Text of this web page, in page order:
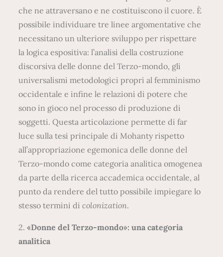
che ne attraversano e ne costituiscono il cuore. È
possibile individuare tre linee argomentative che
necessitano un ulteriore sviluppo per rispettare
la logica espositiva: l’analisi della costruzione
discorsiva delle donne del Terzo-mondo, gli
universalismi metodologici propri al femminismo
occidentale e infine le relazioni di potere che
sono in gioco nel processo di produzione di
soggetti. Questa articolazione permette di far
luce sulla tesi principale di Mohanty rispetto
all’appropriazione egemonica delle donne del
Terzo-mondo come categoria analitica omogenea
da parte della ricerca accademica occidentale, al
punto da rendere del tutto possibile impiegare lo
stesso termini dicolonization.
2.«Donne del Terzo-mondo»: una categoria
analitica